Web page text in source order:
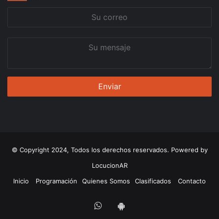
© Copyright 2024, Todos los derechos reservados. Powered by
LocucionAR
Inicio
Programación Quienes Somos Clasificados Contacto
Whatsapp